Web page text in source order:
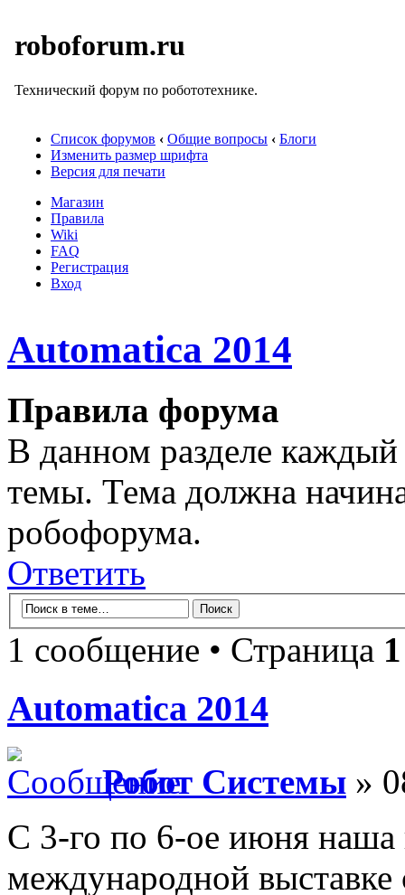
roboforum.ru
Технический форум по робототехнике.
Список форумов ‹ Общие вопросы ‹ Блоги
Изменить размер шрифта
Версия для печати
Магазин
Правила
Wiki
FAQ
Регистрация
Вход
Automatica 2014
Правила форума
В данном разделе
темы. Тема должна
робофорума.
Ответить
1 сообщение • Страница 1
Automatica 2014
Робот Системы »
С 3-го по 6-ое июня наша
международной выставке